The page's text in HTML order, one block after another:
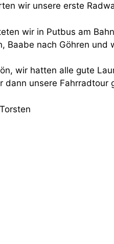
wir unsere erste
wir in Putbus am
Baabe nach Göhren und
wir hatten alle gute
dann unsere Fahrradtour